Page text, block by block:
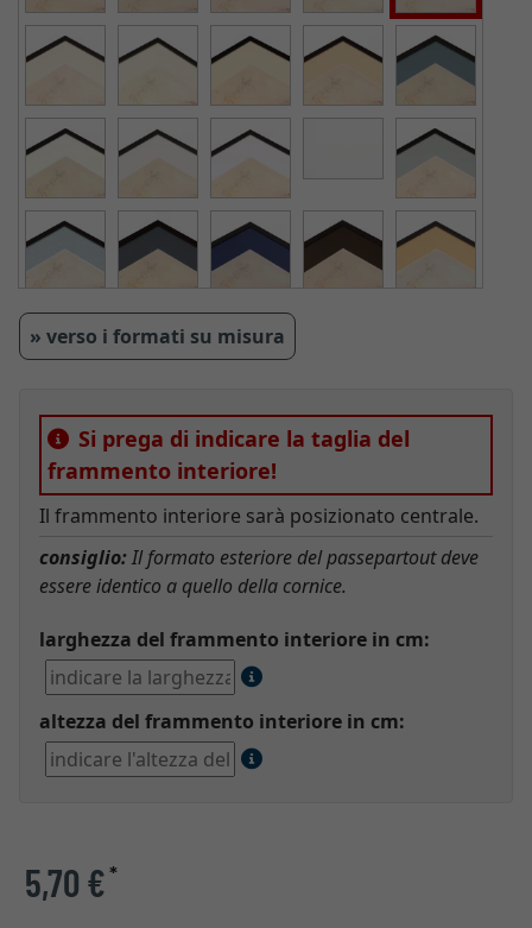
» verso i formati su misura
Si prega di indicare la taglia del
frammento interiore!
Il frammento interiore sarà posizionato centrale.
consiglio:Il formato esteriore del passepartout deve
essere identico a quello della cornice.
larghezza del frammento interiore in cm:
altezza del frammento interiore in cm:
5,70 €*